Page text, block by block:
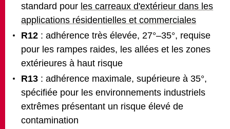
standard pour les carreaux d'extérieur dans les
applications résidentielles et commerciales
R12 : adhérence très élevée, 27°–35°, requise
pour les rampes raides, les allées et les zones
extérieures à haut risque
R13 : adhérence maximale, supérieure à 35°,
spécifiée pour les environnements industriels
extrêmes présentant un risque élevé de
contamination